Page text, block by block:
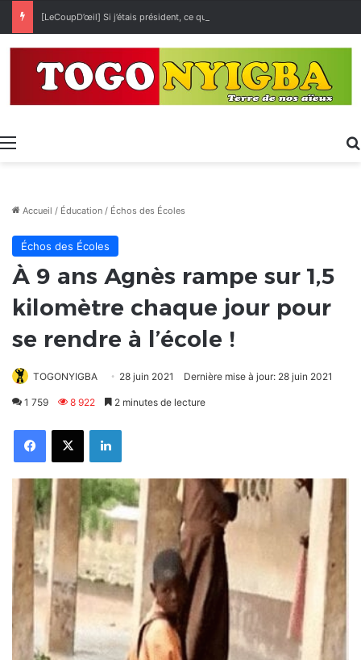
[LeCoupD’œil] Si j’étais président, ce que je ferai des « Évalas »
Menu
Accueil / Éducation / Échos des Écoles
Échos des Écoles
À 9 ans Agnès rampe sur 1,5
kilomètre chaque jour pour
se rendre à l’école !
TOGONYIGBA 28 juin 2021 Dernière mise à jour: 28 juin 2021
1 759 8 922 2 minutes de lecture
FacebookX Linkedin